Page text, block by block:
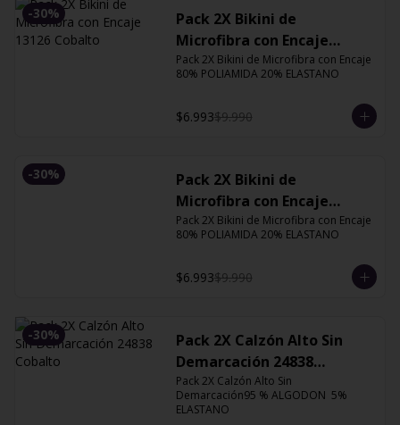
-30%
Pack 2X Bikini de
Microfibra con Encaje
13126 Cobalto
Pack 2X Bikini de Microfibra con Encaje
80% POLIAMIDA 20% ELASTANO
$6.993$9.990
-30%
Pack 2X Bikini de
Microfibra con Encaje
13126 Orquidea
Pack 2X Bikini de Microfibra con Encaje
80% POLIAMIDA 20% ELASTANO
$6.993$9.990
-30%
Pack 2X Calzón Alto Sin
Demarcación 24838
Cobalto
Pack 2X Calzón Alto Sin
Demarcación95 % ALGODON  5%
ELASTANO